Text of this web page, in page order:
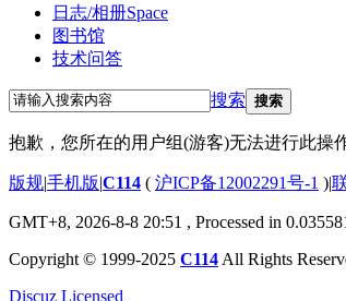
日志/相册Space
图书馆
技术问答
搜索 搜索
抱歉，您所在的用户组(游客)无法进行此操
版规|手机版|C114 ( 沪ICP备12002291号-1 )|
GMT+8, 2026-8-8 20:51 , Processed in
Copyright © 1999-2025 C114 All Rights
Discuz Licensed